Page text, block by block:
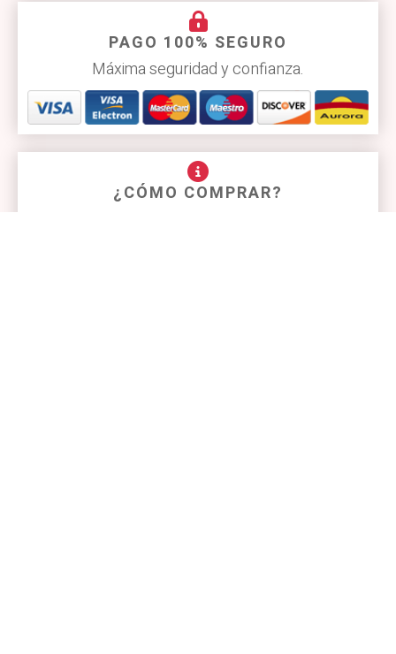
PAGO 100% SEGURO
Máxima seguridad y confianza.
¿CÓMO COMPRAR?